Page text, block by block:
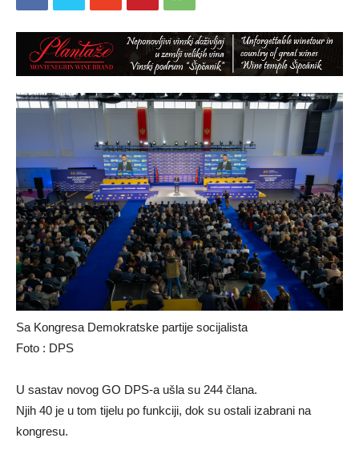
Sa Kongresa Demokratske partije socijalista
Foto : DPS
U sastav novog GO DPS-a ušla su 244 člana.
Njih 40 je u tom tijelu po funkciji, dok su ostali izabrani na
kongresu.